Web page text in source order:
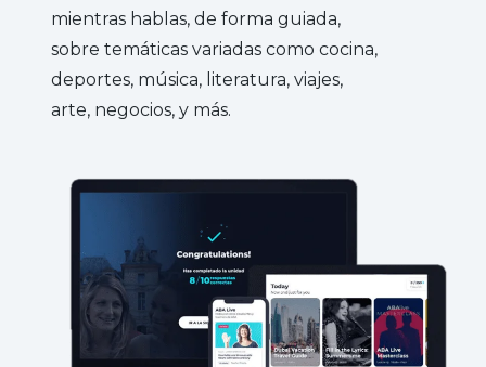
mientras hablas, de forma guiada,
sobre temáticas variadas como cocina,
deportes, música, literatura, viajes,
arte, negocios, y más.